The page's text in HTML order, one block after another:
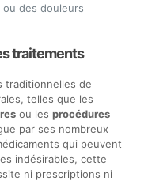
des douleurs
traitements
traditionnelles de
telles que les
ou les procédures
par ses nombreux
qui peuvent
indésirables, cette
ni prescriptions ni